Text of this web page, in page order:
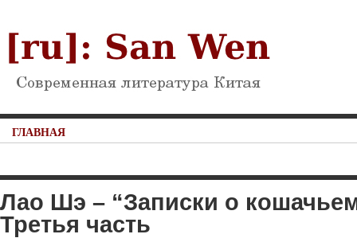
ГЛАВНАЯ
Лао Шэ – “Записки о
Третья часть